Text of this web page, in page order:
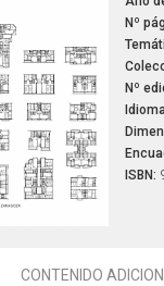
Nº
Nº
ISBN:
CONTENIDO